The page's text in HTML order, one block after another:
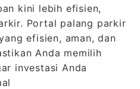
kini lebih efisien,
Portal palang parkir
efisien, aman, dan
Anda memilih
investasi Anda